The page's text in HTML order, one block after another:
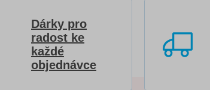
Dárky pro
radost ke
každé
objednávce